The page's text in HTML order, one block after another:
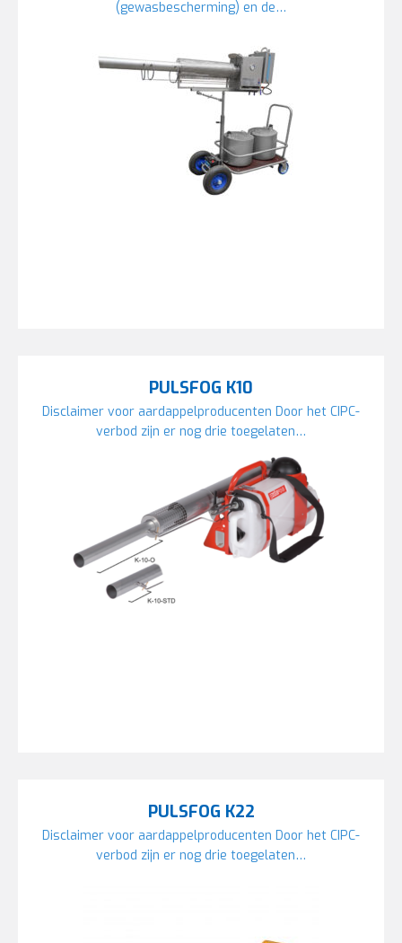
(gewasbescherming) en de…
PULSFOG K10
Disclaimer voor aardappelproducenten Door het CIPC-
verbod zijn er nog drie toegelaten…
PULSFOG K22
Disclaimer voor aardappelproducenten Door het CIPC-
verbod zijn er nog drie toegelaten…